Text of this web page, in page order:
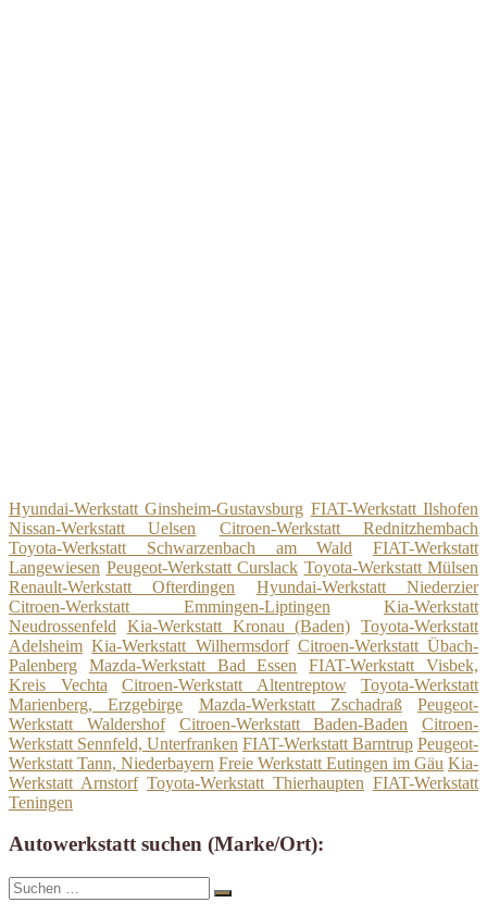
Hyundai-Werkstatt Ginsheim-Gustavsburg FIAT-Werkstatt Ilshofen
Nissan-Werkstatt Uelsen
Citroen-Werkstatt Rednitzhembach
Toyota-Werkstatt Schwarzenbach am Wald
FIAT-Werkstatt
Langewiesen Peugeot-Werkstatt Curslack Toyota-Werkstatt Mülsen
Renault-Werkstatt Ofterdingen
Hyundai-Werkstatt Niederzier
Citroen-Werkstatt Emmingen-Liptingen
Kia-Werkstatt
Neudrossenfeld
Kia-Werkstatt Kronau (Baden) Toyota-Werkstatt
Adelsheim Kia-Werkstatt Wilhermsdorf Citroen-Werkstatt Übach-
Palenberg
Mazda-Werkstatt Bad Essen
FIAT-Werkstatt Visbek,
Kreis Vechta
Citroen-Werkstatt Altentreptow
Toyota-Werkstatt
Marienberg, Erzgebirge
Mazda-Werkstatt Zschadraß
Peugeot-
Werkstatt Waldershof
Citroen-Werkstatt Baden-Baden
Citroen-
Werkstatt Sennfeld, Unterfranken FIAT-Werkstatt Barntrup Peugeot-
Werkstatt Tann, Niederbayern Freie Werkstatt Eutingen im Gäu Kia-
Werkstatt Arnstorf Toyota-Werkstatt Thierhaupten FIAT-Werkstatt
Teningen
Autowerkstatt suchen (Marke/Ort):
Suche
nach:
Suchen